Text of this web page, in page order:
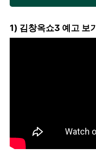
1) 김창옥쇼3 예고 보기